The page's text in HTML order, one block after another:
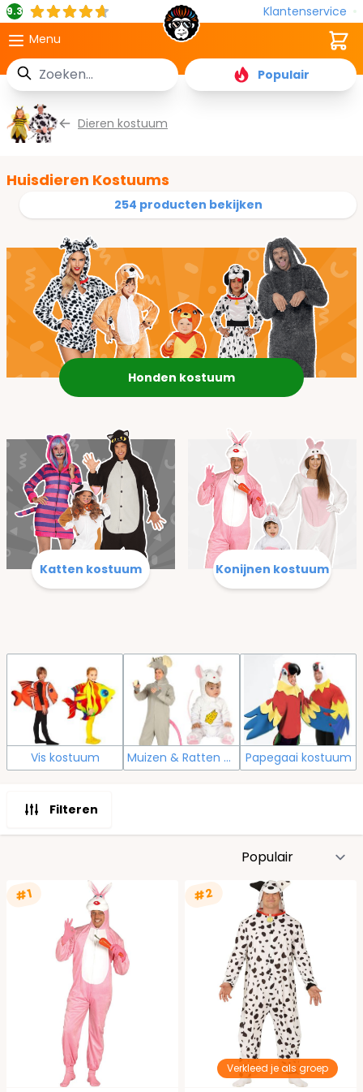
9.3
Klantenservice
Menu
Zoek
Populair
Cart
Dieren kostuum
Huisdieren Kostuums
254 producten bekijken
Honden kostuum
Katten kostuum Konijnen kostuum
Vis kostuum Muizen & Ratten kostuums Papegaai kostuum
Filteren
#1 #2
Verkleed je als groep